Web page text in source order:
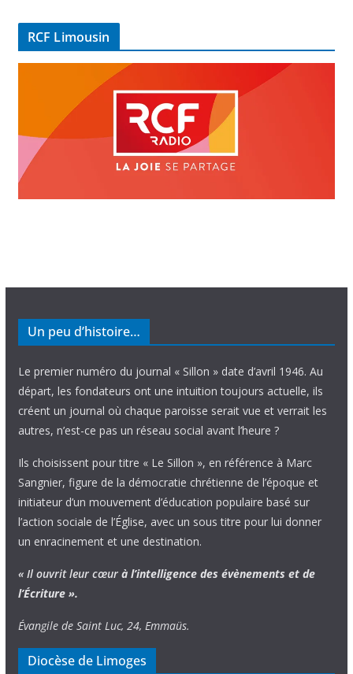
é
RCF Limousin
Un peu d’histoire…
Le premier numéro du journal « Sillon » date d’avril 1946. Au
départ, les fondateurs ont une intuition toujours actuelle, ils
créent un journal où chaque paroisse serait vue et verrait les
autres, n’est-ce pas un réseau social avant l’heure ?
Ils choisissent pour titre « Le Sillon », en référence à Marc
Sangnier, figure de la démocratie chrétienne de l’époque et
initiateur d’un mouvement d’éducation populaire basé sur
l’action sociale de l’Église, avec un sous titre pour lui donner
un enracinement et une destination.
« Il ouvrit leur cœur à l’intelligence des évènements et de
l’Écriture ».
Évangile de Saint Luc, 24, Emmaüs.
Diocèse de Limoges